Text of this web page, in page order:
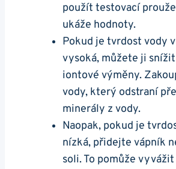
použít testovací
ukáže hodnoty.
Pokud je tvrdost vody
vysoká, můžete ji
iontové výměny.
vody, který odstraní
minerály ‌z vody.
Naopak,‌ pokud je
nízká,⁣ přidejte vápník
soli. To pomůže